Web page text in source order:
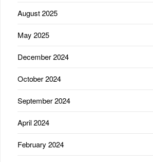
August 2025
May 2025
December 2024
October 2024
September 2024
April 2024
February 2024